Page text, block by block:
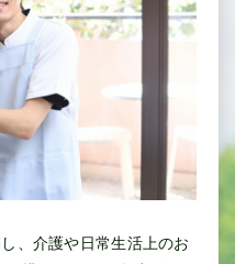
、介護や日常生活上のお